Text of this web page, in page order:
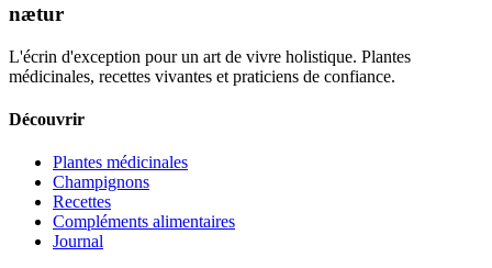
nætur
L'écrin d'exception pour un art de vivre holistique. Plantes
médicinales, recettes vivantes et praticiens de confiance.
Découvrir
Plantes médicinales
Champignons
Recettes
Compléments alimentaires
Journal